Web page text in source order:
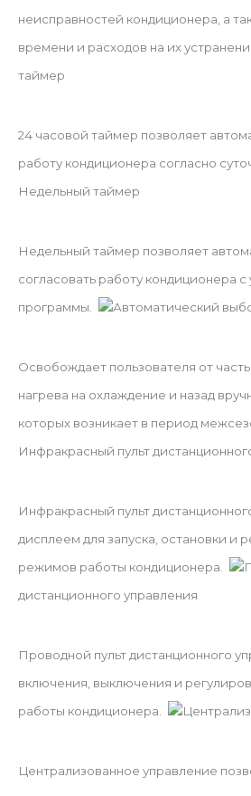
неисправностей кондиционера, а
времени и расходов на их
таймер
24 часовой таймер позволяет
работу кондиционера согласно
Недельный таймер
Недельный таймер позволяет
согласовать работу кондиционера
программы.
Автоматический
Освобождает пользователя от
нагрева на охлаждение и назад
которых возникает в период
Инфракрасный пульт
Инфракрасный пульт
дисплеем для запуска, остановки и
режимов работы кондиционера.
дистанционного управления
Проводной пульт дистанционного
включения, выключения и
работы кондиционера.
Централизованное управление